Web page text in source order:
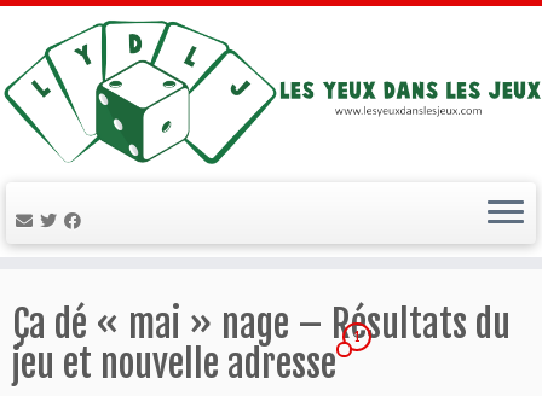
au
contenu
Ça dé « mai » nage – Résultats du
jeu et nouvelle adresse
1